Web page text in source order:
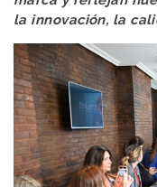
la innovación, la